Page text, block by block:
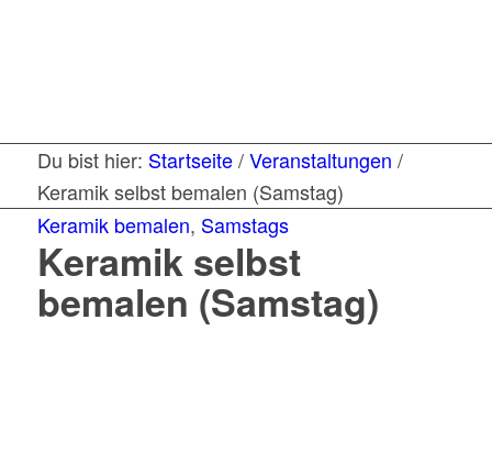
Du bist hier: Startseite / Veranstaltungen /
Keramik selbst bemalen (Samstag)
Keramik bemalen, Samstags
Keramik selbst
bemalen (Samstag)